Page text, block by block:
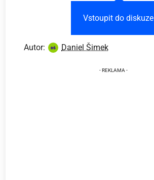
Vstoupit do diskuze
Autor: Daniel Šimek